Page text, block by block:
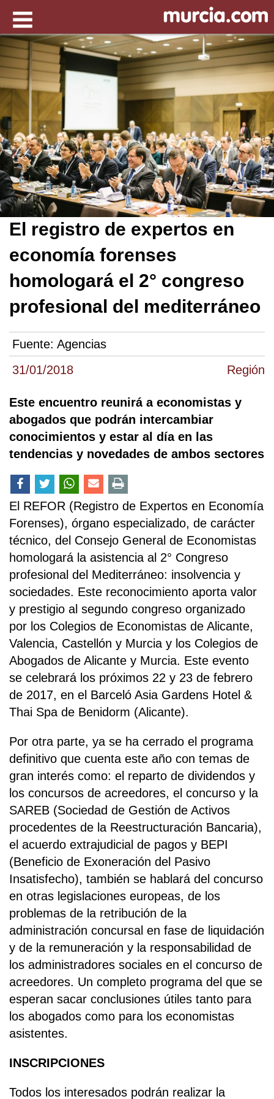
31/01/2018 Región
El registro de expertos en
economía forenses
homologará el 2° congreso
profesional del mediterráneo
Fuente: Agencias
Este encuentro reunirá a economistas y
abogados que podrán intercambiar
conocimientos y estar al día en las
tendencias y novedades de ambos sectores
El REFOR (Registro de Expertos en Economía
Forenses), órgano especializado, de carácter
técnico, del Consejo General de Economistas
homologará la asistencia al 2° Congreso
profesional del Mediterráneo: insolvencia y
sociedades. Este reconocimiento aporta valor
y prestigio al segundo congreso organizado
por los Colegios de Economistas de Alicante,
Valencia, Castellón y Murcia y los Colegios de
Abogados de Alicante y Murcia. Este evento
se celebrará los próximos 22 y 23 de febrero
de 2017, en el Barceló Asia Gardens Hotel &
Thai Spa de Benidorm (Alicante).
Por otra parte, ya se ha cerrado el programa
definitivo que cuenta este año con temas de
gran interés como: el reparto de dividendos y
los concursos de acreedores, el concurso y la
SAREB (Sociedad de Gestión de Activos
procedentes de la Reestructuración Bancaria),
el acuerdo extrajudicial de pagos y BEPI
(Beneficio de Exoneración del Pasivo
Insatisfecho), también se hablará del concurso
en otras legislaciones europeas, de los
problemas de la retribución de la
administración concursal en fase de liquidación
y de la remuneración y la responsabilidad de
los administradores sociales en el concurso de
acreedores. Un completo programa del que se
esperan sacar conclusiones útiles tanto para
los abogados como para los economistas
asistentes.
INSCRIPCIONES
Todos los interesados podrán realizar la